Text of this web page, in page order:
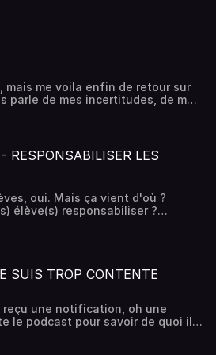
: utiliser l’appli Com-Phone pour
en ULIS – À découvrir
à partager vos expériences ! ✨
acast.com/privacy pour plus
sortie de classe... tout est
transitions... et enfin je
sur le sujet ! Hébergé par Acast.
pour plus d'informations.
mais me voila enfin de retour sur
parle de mes incertitudes, de mes
pour cette saison 2, bonne
RESPONSABILISER LES
oui. Mais ça vient d'où ?
élève(s) responsabiliser ?
à notre pratique et à
? On en discute dans l'épisode de
plus d'informations.
SUIS TROP CONTENTE
une notification, oh une
le podcast pour savoir de quoi il
par Acast. Visitez
plus d'informations.